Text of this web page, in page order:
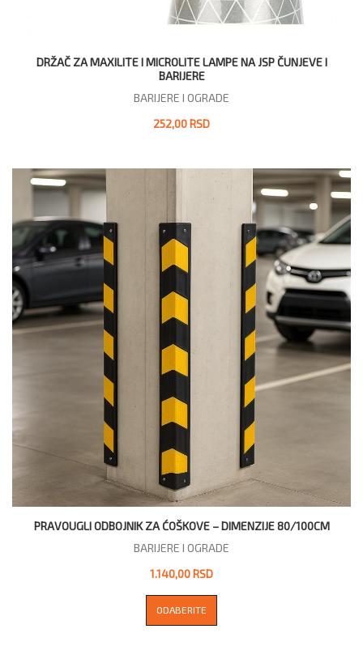
DRŽAČ ZA MAXILITE I MICROLITE LAMPE NA JSP ČUNJEVE I
BARIJERE
BARIJERE I OGRADE
252,00 RSD
PRAVOUGLI ODBOJNIK ZA ĆOŠKOVE – DIMENZIJE 80/100CM
BARIJERE I OGRADE
1.140,00 RSD
ODABERITE